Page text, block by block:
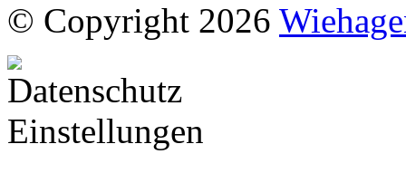
© Copyright 2026